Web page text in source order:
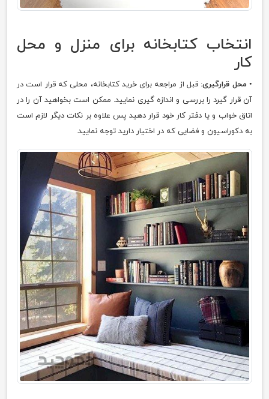
انتخاب کتابخانه برای منزل و محل
کار
• محل قرارگیری: قبل از مراجعه برای خرید کتابخانه، محلی که قرار است در
آن قرار گیرد را بررسی و اندازه گیری نمایید. ممکن است بخواهید آن را در
اتاق خواب و یا دفتر کار خود قرار دهید پس علاوه بر نکات دیگر لازم است
به دکوراسیون و فضایی که در اختیار دارید توجه نمایید.